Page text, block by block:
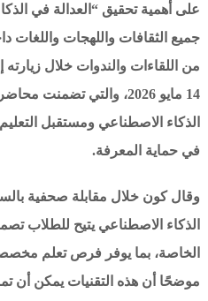
على أهمية تحقيق “العدالة في
جميع الثقافات واللهجات
14 مايو 2026، والتي
الذكاء الاصطناعي ومستقبل
في حماية المعرفة.
وقال كون خلال مقابلة صحفية
الذكاء الاصطناعي يتيح للطلاب
الخاصة، بما يوفر فرص تعلم
موضحًا أن هذه التقنيات يمكن أن